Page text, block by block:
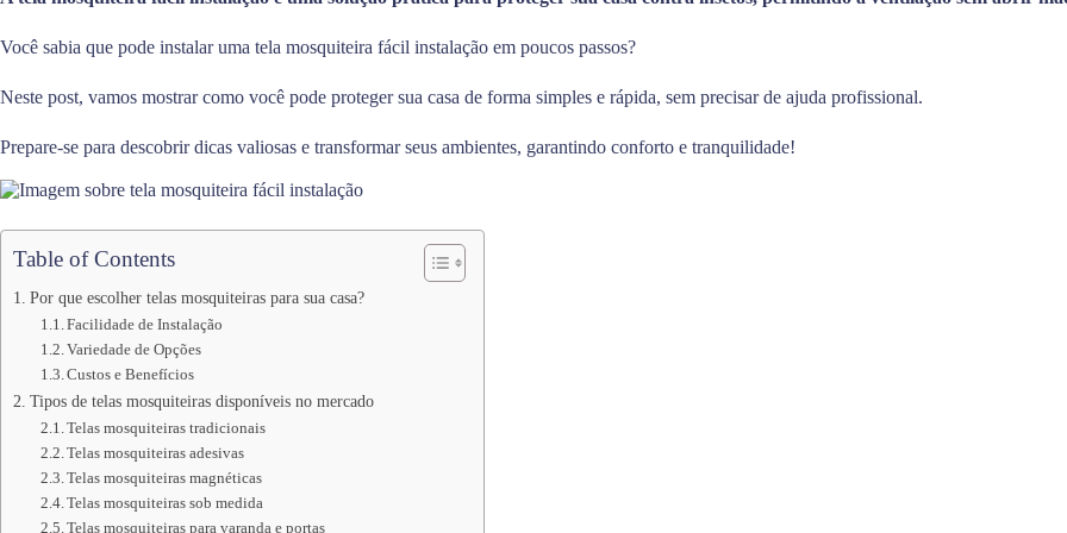
Você sabia que pode instalar uma tela mosquiteira fácil instalação em poucos passos?
Neste post, vamos mostrar como você pode proteger sua casa de forma simples e rápida, sem precisar de ajuda profissional.
Prepare-se para descobrir dicas valiosas e transformar seus ambientes, garantindo conforto e tranquilidade!
Table of Contents
Por que escolher telas mosquiteiras para sua casa?
Facilidade de Instalação
Variedade de Opções
Custos e Benefícios
Tipos de telas mosquiteiras disponíveis no mercado
Telas mosquiteiras tradicionais
Telas mosquiteiras adesivas
Telas mosquiteiras magnéticas
Telas mosquiteiras sob medida
Telas mosquiteiras para varanda e portas